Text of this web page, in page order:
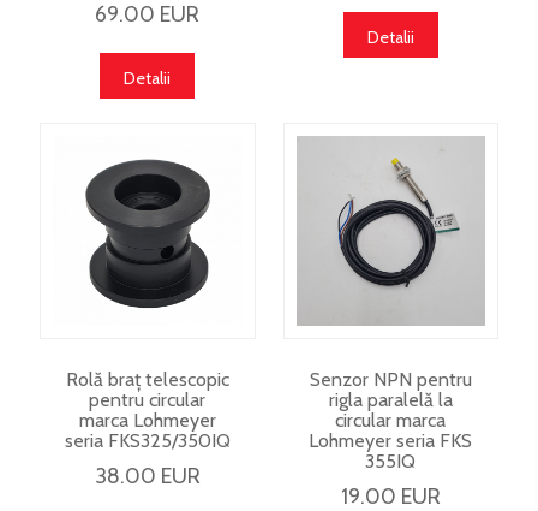
69.00 EUR
Detalii
Detalii
Rolă braț telescopic
pentru circular
marca Lohmeyer
seria FKS325/350IQ
38.00 EUR
Senzor NPN pentru
rigla paralelă la
circular marca
Lohmeyer seria FKS
355IQ
19.00 EUR